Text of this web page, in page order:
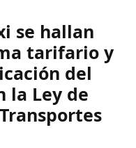
se hallan
tarifario y
del
la Ley de